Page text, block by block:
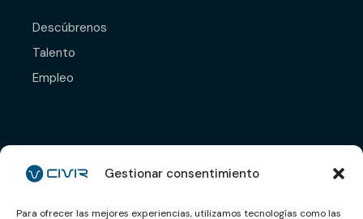
Gestionar consentimiento
Para ofrecer las mejores experiencias, utilizamos tecnologías como las
Descúbrenos
Talento
Empleo
Déjanos tu CV y nos
pondremos en contacto
contigo.